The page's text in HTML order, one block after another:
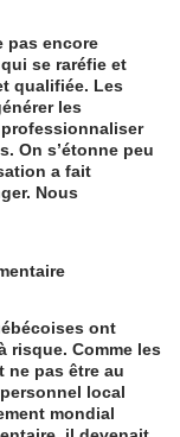
pas encore
se raréfie et
qualifiée. Les
les
On s’étonne peu
a fait
Nous
ont
risque. Comme les
ne pas être au
local
mondial